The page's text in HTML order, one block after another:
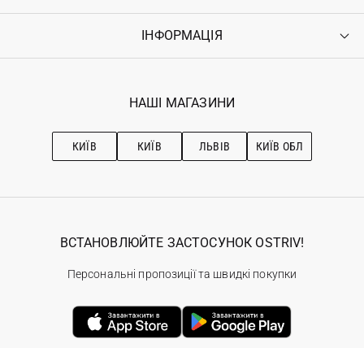
Повернення
Гарантія
Увійти
Ostriv Club+
ІНФОРМАЦІЯ
Наші магазини
Рекомендації з догляду
НАШІ МАГАЗИНИ
КИЇВ КИЇВ ЛЬВІВ КИЇВ ОБЛ
ВСТАНОВЛЮЙТЕ ЗАСТОСУНОК OSTRIV!
Персональні пропозиції та швидкі покупки